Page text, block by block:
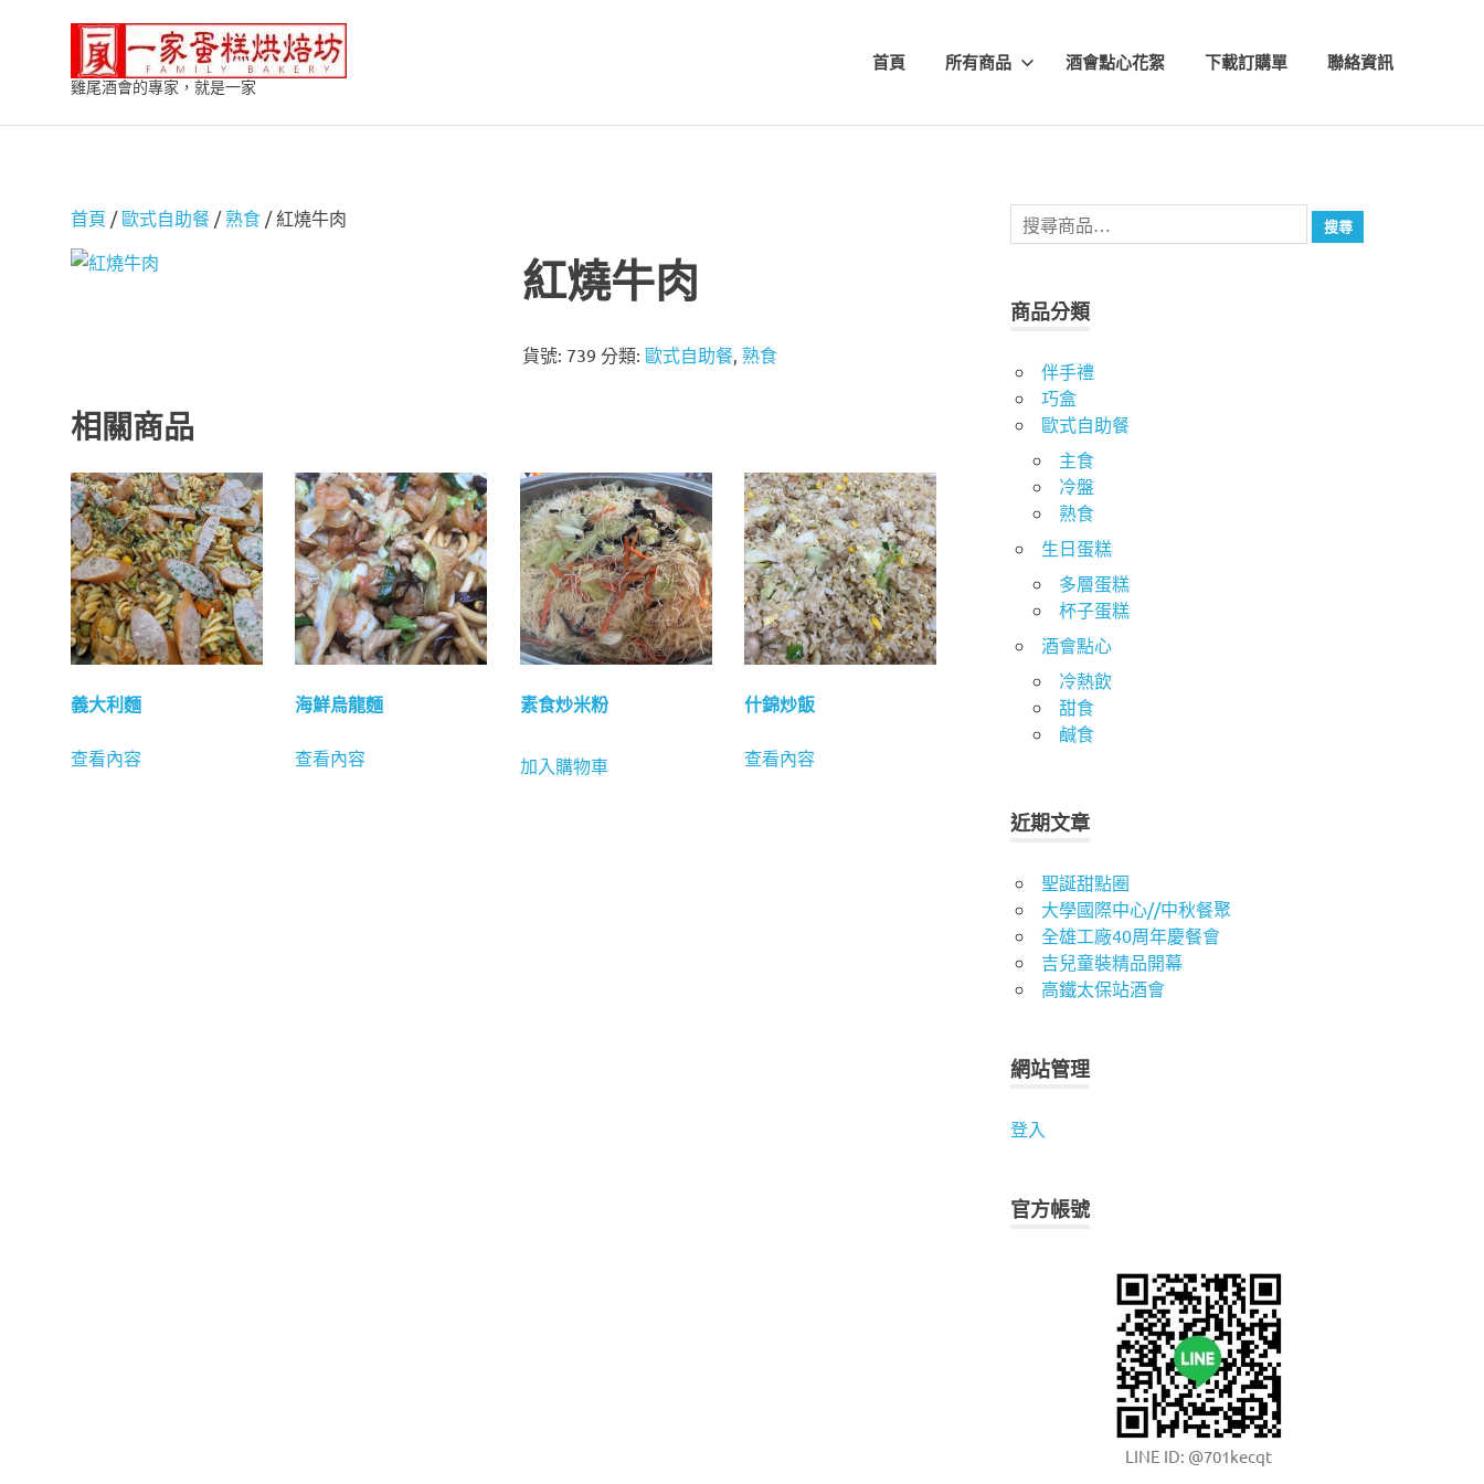
家
雞尾酒會的專家，就是一家
首頁 所有商品 酒會點心花絮 下載訂購單 聯絡資訊
首頁 /歐式自助餐 /熟食 / 紅燒牛肉
紅燒牛肉
貨號: 739 分類:歐式自助餐,熟食
相關商品
義大利麵
查看內容
海鮮烏龍麵
查看內容
素食炒米粉
加入購物車
什錦炒飯
查看內容
搜
尋
鍵
字:
搜尋
商品分類
伴手禮
巧盒
歐式自助餐
主食
冷盤
熟食
生日蛋糕
多層蛋糕
杯子蛋糕
酒會點心
冷熱飲
甜食
鹹食
近期文章
聖誕甜點圈
大學國際中心//中秋餐聚
全雄工廠40周年慶餐會
吉兒童裝精品開幕
高鐵太保站酒會
網站管理
登入
官方帳號
LINE ID: @701kecqt